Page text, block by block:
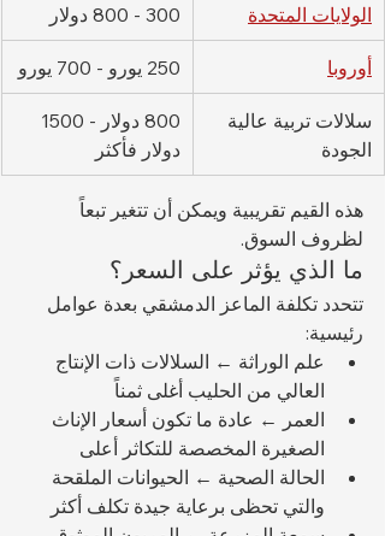
الولايات المتحدة 300 - 800 دولار
أوروبا 250 يورو - 700 يورو
سلالات تربية عالية
الجودة
دولار فأكثر
هذه القيم تقريبية ويمكن أن تتغير تبعاً
لظروف السوق.
ما الذي يؤثر على السعر؟
تتحدد تكلفة الماعز الدمشقي بعدة عوامل
رئيسية:
علم الوراثة ← السلالات ذات الإنتاج
العالي من الحليب أغلى ثمناً
العمر ← عادة ما تكون أسعار الإناث
الصغيرة المخصصة للتكاثر أعلى
الحالة الصحية ← الحيوانات الملقحة
والتي تحظى برعاية جيدة تكلف أكثر